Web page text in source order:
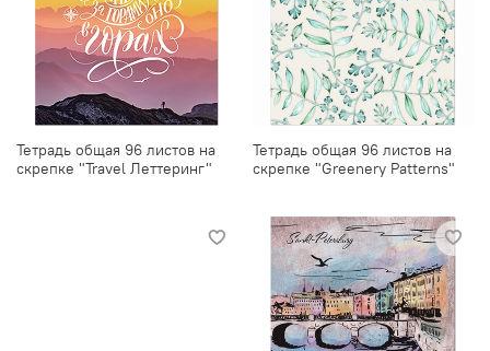
Тетрадь общая 96 листов на
скрепке "Travel Леттеринг"
Тетрадь общая 96 листов на
скрепке "Greenery Patterns"